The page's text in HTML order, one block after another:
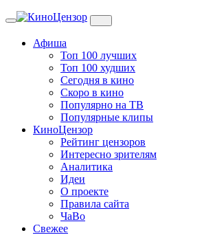
Toggle
Афиша
Топ 100 лучших
Топ 100 худших
Сегодня в кино
Скоро в кино
Популярно на ТВ
Популярные клипы
КиноЦензор
Рейтинг цензоров
Интересно зрителям
Аналитика
Идеи
О проекте
Правила сайта
ЧаВо
Свежее